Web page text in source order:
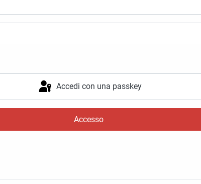
Accedi con una passkey
Accesso